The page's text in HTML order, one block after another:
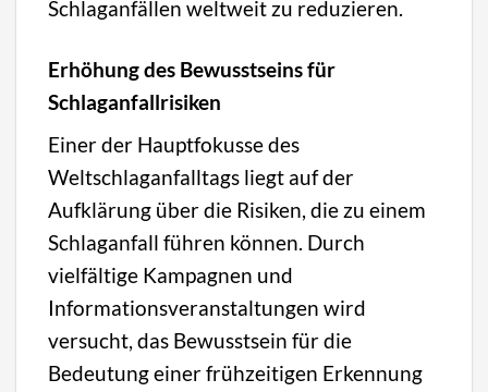
Schlaganfällen weltweit zu reduzieren.
Erhöhung des Bewusstseins für
Schlaganfallrisiken
Einer der Hauptfokusse des
Weltschlaganfalltags liegt auf der
Aufklärung über die Risiken, die zu einem
Schlaganfall führen können. Durch
vielfältige Kampagnen und
Informationsveranstaltungen wird
versucht, das Bewusstsein für die
Bedeutung einer frühzeitigen Erkennung